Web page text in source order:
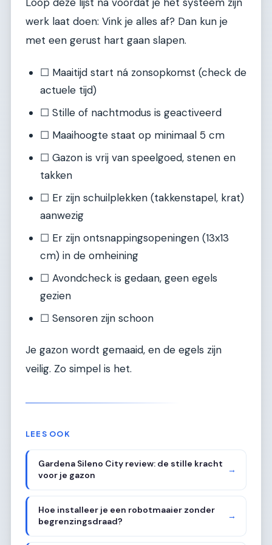
Loop deze lijst na voordat je het systeem zijn
werk laat doen: Vink je alles af? Dan kun je
met een gerust hart gaan slapen.
☐ Maaitijd start ná zonsopkomst (check de
actuele tijd)
☐ Stille of nachtmodus is geactiveerd
☐ Maaihoogte staat op minimaal 5 cm
☐ Gazon is vrij van speelgoed, stenen en
takken
☐ Er zijn schuilplekken (takkenstapel, krat)
aanwezig
☐ Er zijn ontsnappingsopeningen (13x13
cm) in de omheining
☐ Avondcheck is gedaan, geen egels
gezien
☐ Sensoren zijn schoon
Je gazon wordt gemaaid, en de egels zijn
veilig. Zo simpel is het.
LEES OOK
Gardena Sileno City review: de stille kracht
voor je gazon
→
Hoe installeer je een robotmaaier zonder
begrenzingsdraad?
→